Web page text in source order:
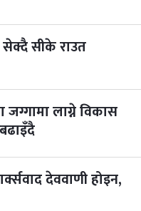
सीके राउत
जग्गामा लाग्ने विकास
देववाणी होइन,